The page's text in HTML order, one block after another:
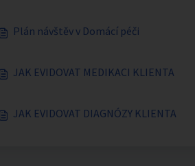
Plán návštěv v Domácí péči
JAK EVIDOVAT MEDIKACI KLIENTA
JAK EVIDOVAT DIAGNÓZY KLIENTA